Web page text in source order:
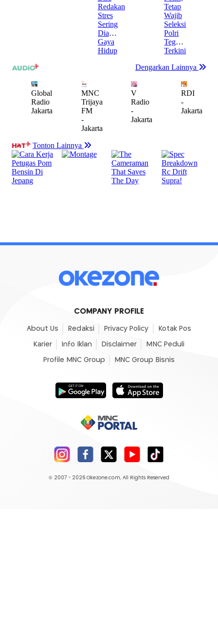
COMPANY PROFILE
About Us Redaksi Privacy Policy Kotak Pos
Karier Info Iklan Disclaimer MNC Peduli
Profile MNC Group MNC Group Bisnis
© 2007 - 2026 Okezone.com, All Rights Reserved